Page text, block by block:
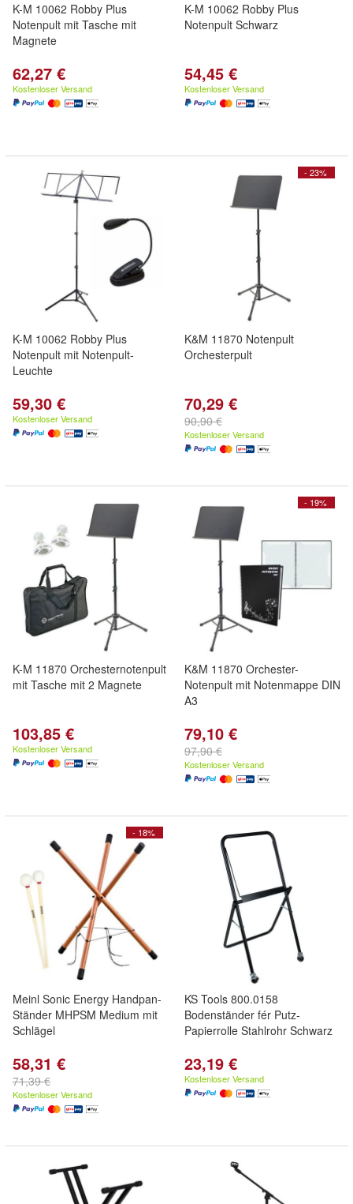
K-M 10062 Robby Plus
Notenpult mit Tasche mit
Magnete
62,27 €
Kostenloser Versand
K-M 10062 Robby Plus
Notenpult Schwarz
54,45 €
Kostenloser Versand
K-M 10062 Robby Plus
Notenpult mit Notenpult-
Leuchte
59,30 €
Kostenloser Versand
- 23%
K&M 11870 Notenpult
Orchesterpult
70,29 €
90,90 €
Kostenloser Versand
K-M 11870 Orchesternotenpult
mit Tasche mit 2 Magnete
103,85 €
Kostenloser Versand
- 19%
K&M 11870 Orchester-
Notenpult mit Notenmappe DIN
A3
79,10 €
97,90 €
Kostenloser Versand
- 18%
Meinl Sonic Energy Handpan-
Ständer MHPSM Medium mit
Schlägel
58,31 €
71,39 €
Kostenloser Versand
KS Tools 800.0158
Bodenständer fér Putz-
Papierrolle Stahlrohr Schwarz
23,19 €
Kostenloser Versand